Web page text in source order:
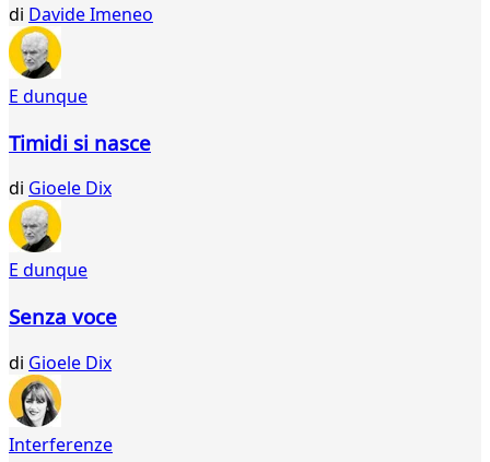
di Davide Imeneo
E dunque
Timidi si nasce
di Gioele Dix
E dunque
Senza voce
di Gioele Dix
Interferenze